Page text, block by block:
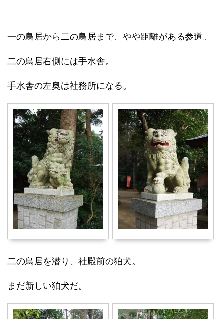
一の鳥居から二の鳥居まで、やや距離がある参道。
二の鳥居右側には手水舎。
手水舎の左奥は社務所になる。
二の鳥居を潜り、社殿前の狛犬。
まだ新しい狛犬だ。